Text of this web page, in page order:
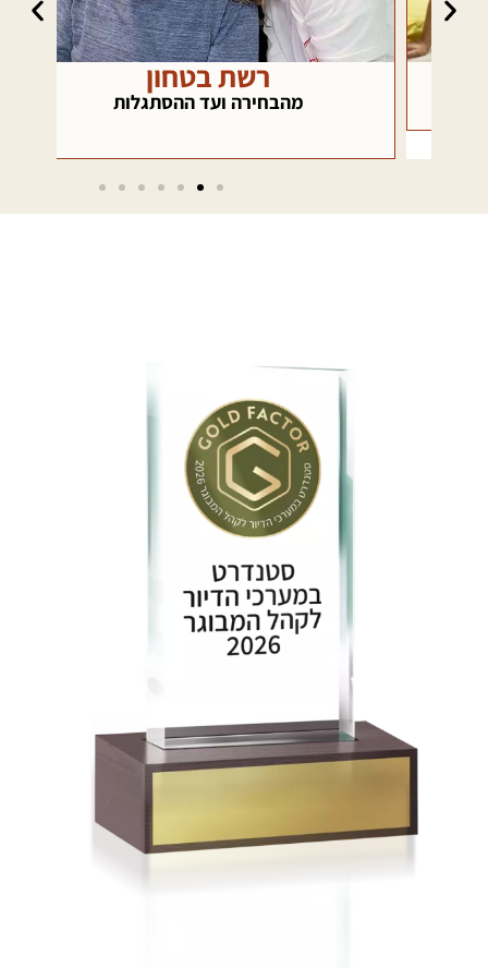
רשת בטחון
מהבחירה ועד ההסתגלות